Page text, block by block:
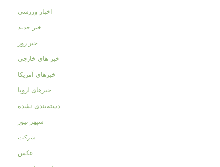
اخبار ورزشی
خبر جدید
خبر روز
خبر های خارجی
خبرهای آمریکا
خبرهای اروپا
دسته‌بندی نشده
سپهر نیوز
شرکت
عکس